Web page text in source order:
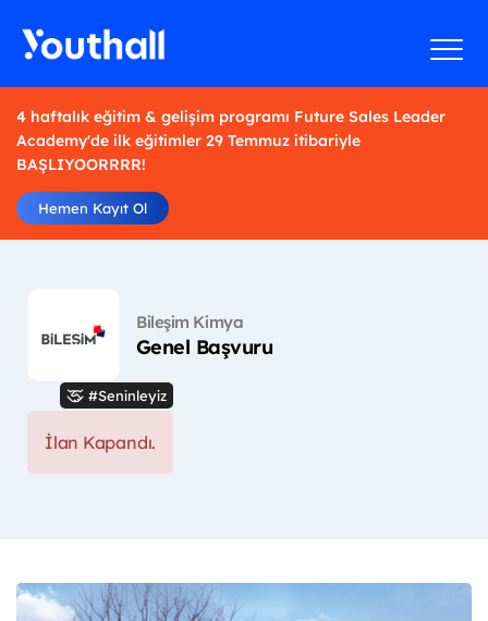
4 haftalık eğitim & gelişim programı Future Sales Leader
Academy'de ilk eğitimler 29 Temmuz itibariyle
BAŞLIYOORRRR!
Hemen Kayıt Ol
Bileşim Kimya
Genel Başvuru
#Seninleyiz
İlan Kapandı.